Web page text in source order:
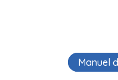
Manuel